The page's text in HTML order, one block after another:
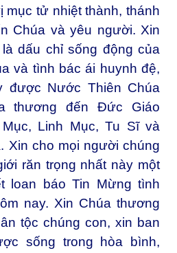
mục tử nhiệt thành, thánh
Chúa và yêu người. Xin
dấu chỉ sống động của
và tình bác ái huynh đệ,
được Nước Thiên Chúa
thương đến Đức Giáo
Linh Mục, Tu Sĩ và
Xin cho mọi người chúng
răn trọng nhất này một
loan báo Tin Mừng tình
nay. Xin Chúa thương
tộc chúng con, xin ban
sống trong hòa bình,